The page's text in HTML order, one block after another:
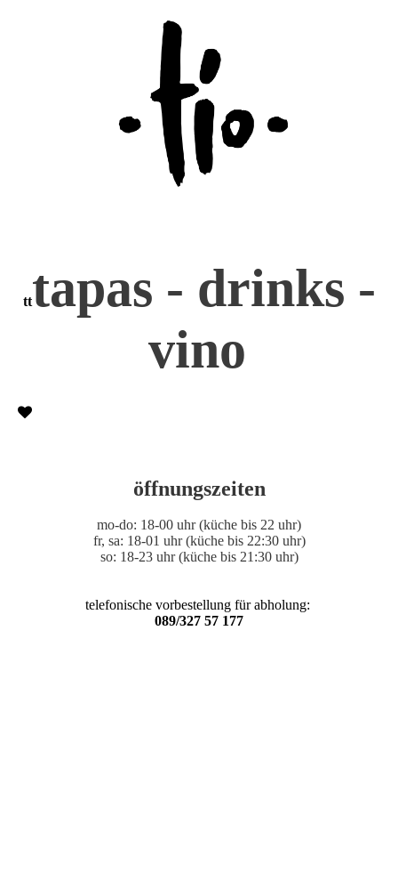
tttapas - drinks -
vino
öffnungszeiten
mo-do: 18-00 uhr (küche bis 22 uhr)
fr, sa: 18-01 uhr (küche bis 22:30 uhr)
so: 18-23 uhr (küche bis 21:30 uhr)
telefonische vorbestellung für abholung:
089/327 57 177